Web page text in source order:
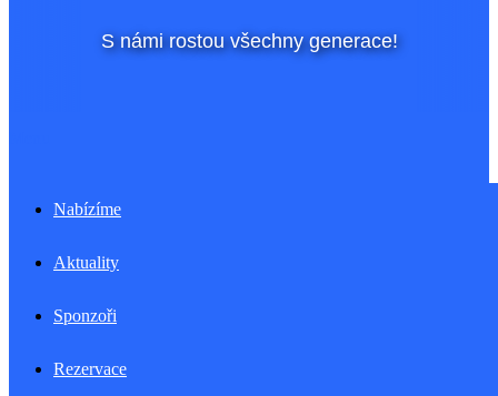
S námi rostou všechny generace!
Nabízíme
Aktuality
Sponzoři
Rezervace